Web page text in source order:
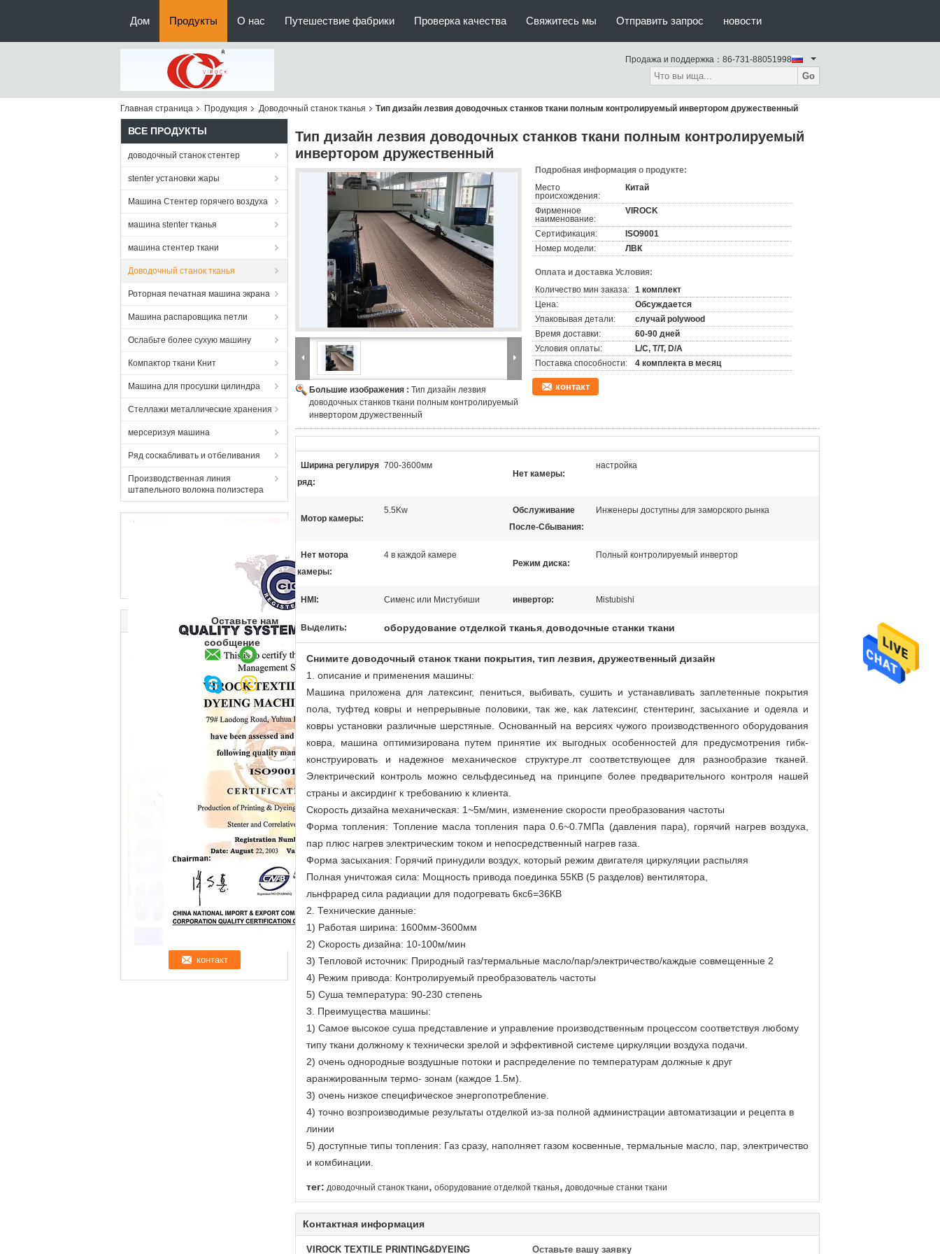
Дом Продукты О нас Путешествие фабрики Проверка качества Свяжитесь мы Отправить запрос новости
Продажа и поддержка： 86-731-88051998
Go
Главная страница Продукция Доводочный станок тканья Тип дизайн лезвия доводочных станков ткани полным контролируемый инвертором дружественный
ВСЕ ПРОДУКТЫ
доводочный станок стентер
stenter установки жары
Машина Стентер горячего воздуха
машина stenter тканья
машина стентер ткани
Доводочный станок тканья
Роторная печатная машина экрана
Машина распаровщика петли
Ослабьте более сухую машину
Компактор ткани Книт
Машина для просушки цилиндра
Стеллажи металлические хранения
мерсеризуя машина
Ряд соскабливать и отбеливания
Производственная линия
штапельного волокна полиэстера
Оставьте нам
сообщение
Тип дизайн лезвия доводочных станков ткани полным контролируемый
инвертором дружественный
Большие изображения : Тип дизайн лезвия
доводочных станков ткани полным контролируемый
инвертором дружественный
Подробная информация о продукте:
Место
происхождения:
Китай
Фирменное
наименование:
VIROCK
Сертификация:
ISO9001
Номер модели:
ЛВК
Оплата и доставка Условия:
Количество мин заказа: 1 комплект
Цена:
Обсуждается
Упаковывая детали:
случай polywood
Время доставки:
60-90 дней
Условия оплаты:
L/C, T/T, D/A
Поставка способности:
4 комплекта в месяц
контакт
Ширина регулируя
ряд:
700-3600мм
Нет камеры:
настройка
Мотор камеры:
5.5Kw
Обслуживание
После-Сбывания:
Инженеры доступны для заморского рынка
Нет мотора
камеры:
4 в каждой камере
Режим диска:
Полный контролируемый инвертор
HMI: Сименс или Мистубиши инвертор: Mistubishi
Выделить: оборудование отделкой тканья, доводочные станки ткани
Снимите доводочный станок ткани покрытия, тип лезвия, дружественный дизайн
1. описание и применения машины:
Машина приложена для латексинг, пениться, выбивать, сушить и устанавливать заплетенные покрытия
пола, туфтед ковры и непрерывные половики, так же, как латексинг, стентеринг, засыхание и одеяла и
ковры установки различные шерстяные. Основанный на версиях чужого производственного оборудования
ковра, машина оптимизирована путем принятие их выгодных особенностей для предусмотрения гибк-
конструировать и надежное механическое структуре.лт соответствующее для разнообразие тканей.
Электрический контроль можно сельфдесиньед на принципе более предварительного контроля нашей
страны и аксирдинг к требованию к клиента.
Скорость дизайна механическая: 1~5м/мин, изменение скорости преобразования частоты
Форма топления: Топление масла топления пара 0.6~0.7МПа (давления пара), горячий нагрев воздуха,
пар плюс нагрев электрическим током и непосредственный нагрев газа.
Форма засыхания: Горячий принудили воздух, который режим двигателя циркуляции распыляя
Полная уничтожая сила: Мощность привода поединка 55КВ (5 разделов) вентилятора,
льнфраред сила радиации для подогревать 6кс6=36КВ
2. Технические данные:
1) Работая ширина: 1600мм-3600мм
2) Скорость дизайна: 10-100м/мин
3) Тепловой источник: Природный газ/термальные масло/пар/электричество/каждые совмещенные 2
4) Режим привода: Контролируемый преобразователь частоты
5) Суша температура: 90-230 степень
3. Преимущества машины:
1) Самое высокое суша представление и управление производственным процессом соответствуя любому
типу ткани должному к технически зрелой и эффективной системе циркуляции воздуха подачи.
2) очень однородные воздушные потоки и распределение по температурам должные к друг
аранжированным термо- зонам (каждое 1.5м).
3) очень низкое специфическое энергопотребление.
4) точно возпроизводимые результаты отделкой из-за полной администрации автоматизации и рецепта в
линии
5) доступные типы топления: Газ сразу, наполняет газом косвенные, термальные масло, пар, электричество
и комбинации.
тег: доводочный станок ткани, оборудование отделкой тканья, доводочные станки ткани
Контактная информация
VIROCK TEXTILE PRINTING&DYEING
Оставьте вашу заявку